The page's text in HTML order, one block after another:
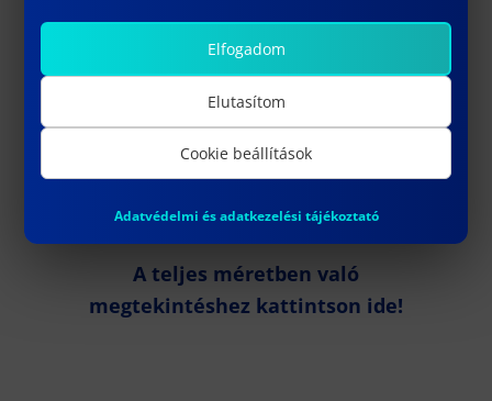
A teljes méretben való
megtekintéshez kattintson ide!
Elfogadom
Elutasítom
Cookie beállítások
Adatvédelmi és adatkezelési tájékoztató